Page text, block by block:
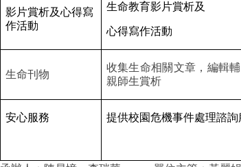
影片賞析及心得寫
作活動
生命教育影片賞析及
心得寫作活動
生命刊物
收集生命相關文章，編輯
親師生賞析
安心服務
提供校園危機事件處理諮詢